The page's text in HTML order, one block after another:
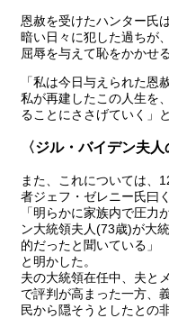
恩赦を受けたハンター氏
暗い日々に犯した過ちが
屈辱を与えて恥をかかせ
「私は今日与えられた恩
私が再建したこの人生を
ることにささげていく」
〈ジル・バイデン夫人
また、これについては、
者ジェフ・ゼレニー氏曰く
「明らかに家族内で圧力
ン大統領夫人(73歳)が大
的だったと聞いている」
と明かした。
夫の大統領在任中、夫と
で評判が高まった一方、
民から隠そうとしたとの